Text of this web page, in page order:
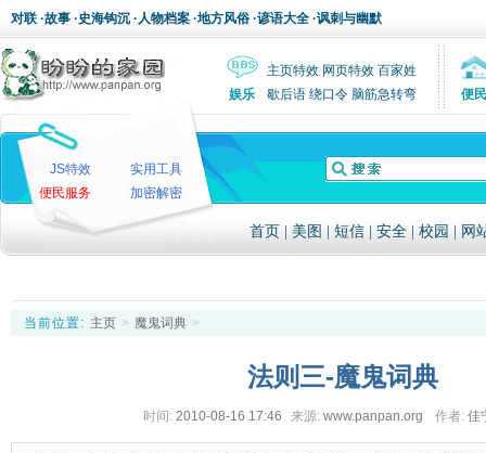
对联 ·故事 ·史海钩沉 ·人物档案 ·地方风俗 ·谚语大全 ·讽刺与幽默
主页特效 网页特效 百家姓
娱乐
歇后语 绕口令 脑筋急转弯 便民
JS特效
实用工具
便民服务
加密解密
首页 美图 短信 安全 校园 网
当前位置: 主页 > 魔鬼词典 >
法则三-魔鬼词典
时间: 2010-08-16 17:46 来源: www.panpan.org 作者: 佳